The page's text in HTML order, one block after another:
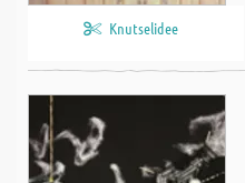
Knutselidee